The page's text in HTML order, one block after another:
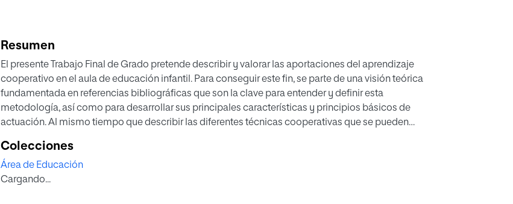
Resumen
El presente Trabajo Final de Grado pretende describir y valorar las aportaciones del aprendizaje
cooperativo en el aula de educación infantil. Para conseguir este fin, se parte de una visión teórica
fundamentada en referencias bibliográficas que son la clave para entender y definir esta
metodología, así como para desarrollar sus principales características y principios básicos de
actuación. Al mismo tiempo que describir las diferentes técnicas cooperativas que se pueden
cabo, serán la base de presentación de una propuesta de acción basada en la interacción y
cooperación. Precisamente, esta propuesta está pensada para el alumnado del último curso del
segundo ciclo de educación infantil y trata de presentar distintas actividades de aprendizaje
Colecciones
Área de Educación
Cargando...